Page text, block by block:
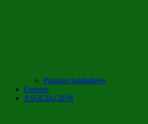
Pastores fundadores
Eventos
ASOCIACIÓN